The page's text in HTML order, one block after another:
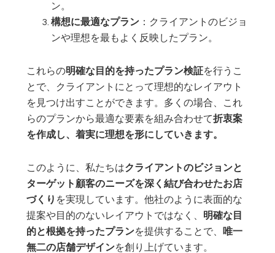
ン。
構想に最適なプラン ：クライアントのビジョ
ンや理想を最もよく反映したプラン。
これらの明確な目的を持ったプラン検証を行うこ
とで、クライアントにとって理想的なレイアウト
を見つけ出すことができます。多くの場合、これ
らのプランから最適な要素を組み合わせて折衷案
を作成し、着実に理想を形にしていきます。
このように、私たちはクライアントのビジョンと
ターゲット顧客のニーズを深く結び合わせたお店
づくり を実現しています。他社のように表面的な
提案や目的のないレイアウトではなく、 明確な目
的と根拠を持ったプランを提供することで、 唯一
無二の店舗デザインを創り上げています。